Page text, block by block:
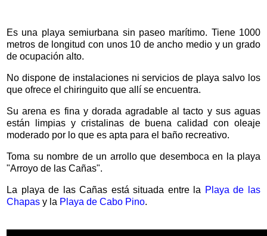
Es una playa semiurbana sin paseo marítimo. Tiene 1000
metros de longitud con unos 10 de ancho medio y un grado
de ocupación alto.
No dispone de instalaciones ni servicios de playa salvo los
que ofrece el chiringuito que allí se encuentra.
Su arena es fina y dorada agradable al tacto y sus aguas
están limpias y cristalinas de buena calidad con oleaje
moderado por lo que es apta para el baño recreativo.
Toma su nombre de un arrollo que desemboca en la playa
"Arroyo de las Cañas".
La playa de las Cañas está situada entre la Playa de las
Chapas y la Playa de Cabo Pino.